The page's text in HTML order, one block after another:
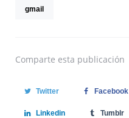
gmail
Comparte esta publicación
Twitter Facebook
Linkedin Tumblr